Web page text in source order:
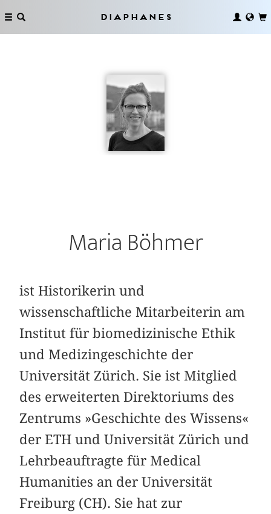
Diaphanes
Maria Böhmer
ist Historikerin und
wissenschaftliche Mitarbeiterin am
Institut für biomedizinische Ethik
und Medizingeschichte der
Universität Zürich. Sie ist Mitglied
des erweiterten Direktoriums des
Zentrums »Geschichte des Wissens«
der ETH und Universität Zürich und
Lehrbeauftragte für Medical
Humanities an der Universität
Freiburg (CH). Sie hat zur